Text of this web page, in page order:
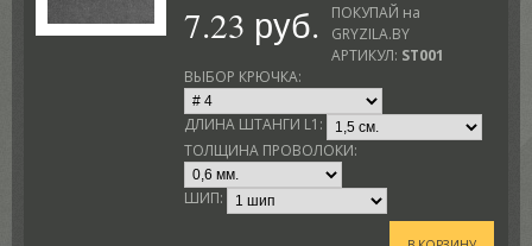
7.23 руб.
ПОКУПАЙ на
GRYZILA.BY
АРТИКУЛ: ST001
ВЫБОР КРЮЧКА:
ДЛИНА ШТАНГИ L1:
ТОЛЩИНА ПРОВОЛОКИ:
ШИП: